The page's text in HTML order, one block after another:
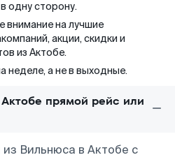
одну сторону.
внимание на лучшие
акции, скидки и
из Актобе.
неделе, а не в выходные.
прямой рейс или
Вильнюса в Актобе с